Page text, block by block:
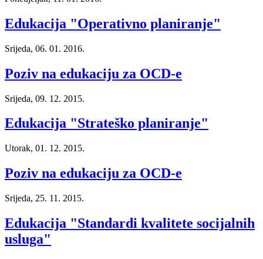
Edukacija "Operativno planiranje"
Srijeda, 06. 01. 2016.
Poziv na edukaciju za OCD-e
Srijeda, 09. 12. 2015.
Edukacija "Strateško planiranje"
Utorak, 01. 12. 2015.
Poziv na edukaciju za OCD-e
Srijeda, 25. 11. 2015.
Edukacija "Standardi kvalitete socijalnih
usluga"